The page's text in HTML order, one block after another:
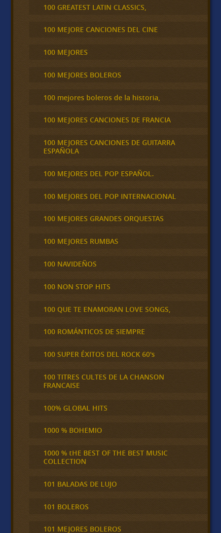
100 GREATEST LATIN CLASSICS,
100 MEJORE CANCIONES DEL CINE
100 MEJORES
100 MEJORES BOLEROS
100 mejores boleros de la historia,
100 MEJORES CANCIONES DE FRANCIA
100 MEJORES CANCIONES DE GUITARRA
ESPAÑOLA
100 MEJORES DEL POP ESPAÑOL.
100 MEJORES DEL POP INTERNACIONAL
100 MEJORES GRANDES ORQUESTAS
100 MEJORES RUMBAS
100 NAVIDEÑOS
100 NON STOP HITS
100 QUE TE ENAMORAN LOVE SONGS,
100 ROMÁNTICOS DE SIEMPRE
100 SUPER ÉXITOS DEL ROCK 60's
100 TITRES CULTES DE LA CHANSON
FRANCAISE
100% GLOBAL HITS
1000 % BOHEMIO
1000 % tHE BEST OF THE BEST MUSIC
COLLECTION
101 BALADAS DE LUJO
101 BOLEROS
101 MEJORES BOLEROS